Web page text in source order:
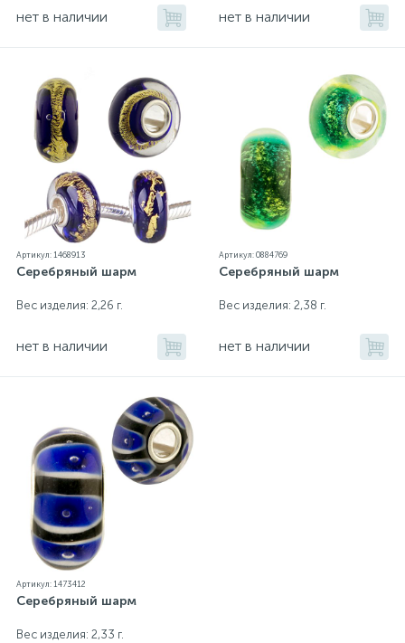
нет в наличии нет в наличии
Артикул: 1468913
Серебряный шарм
Вес изделия: 2,26 г.
нет в наличии
Артикул: 0884769
Серебряный шарм
Вес изделия: 2,38 г.
нет в наличии
Артикул: 1473412
Серебряный шарм
Вес изделия: 2,33 г.